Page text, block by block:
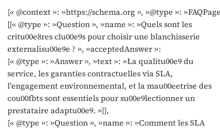
{« @context »: »https://schema.org », »@type »:
[{« @type »: »Question », »name »: »Quels sont les
critu00e8res clu00e9s pour choisir une blanchisserie
externalisu00e9e ? », »acceptedAnswer »:
{« @type »: »Answer », »text »: »La qualitu00e9 du
service, les garanties contractuelles via SLA,
l’engagement environnemental, et la mau00eetrise des
cou00fbts sont essentiels pour su00e9lectionner un
prestataire adaptu00e9. »}},
{« @type »: »Question », »name »: »Comment les SLA